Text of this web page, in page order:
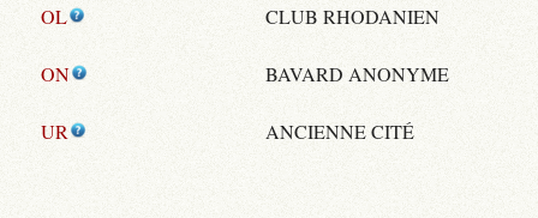
OL CLUB RHODANIEN
ON BAVARD ANONYME
UR ANCIENNE CITÉ